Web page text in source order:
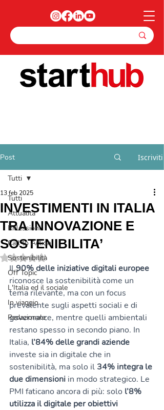
Post Iscriviti
Tutti
Attualità
Riflessioni
Call to Action
Sostenibilità
Off Topic
L'Italia ed il sociale
In viaggio
Redazionale
Tutti
INVESTIMENTI IN ITALIA
TRA INNOVAZIONE E
SOSTENIBILITA’
13 feb 2025
Valutazione NaN stelle su 5.
Il 90% delle iniziative digitali europee
riconosce la sostenibilità come un
tema rilevante, ma con un focus
prevalente sugli aspetti sociali e di
governance, mentre quelli ambientali
restano spesso in secondo piano. In
Italia, l’84% delle grandi aziende
investe sia in digitale che in
sostenibilità, ma solo il 34% integra le
due dimensioni in modo strategico. Le
PMI faticano ancora di più: solo l’8%
utilizza il digitale per obiettivi